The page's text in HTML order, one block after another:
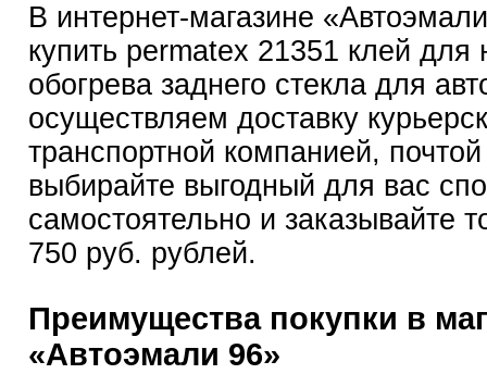
В интернет-магазине
купить permatex 21351 клей для
обогрева заднего стекла для
осуществляем доставку
транспортной компанией,
выбирайте выгодный для вас
самостоятельно и заказывайте
750 руб. рублей.
Преимущества покупки в
«Автоэмали 96»